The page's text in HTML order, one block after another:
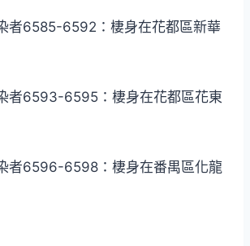
者6585-6592：棲身在花都區新華
者6593-6595：棲身在花都區花東
者6596-6598：棲身在番禺區化龍